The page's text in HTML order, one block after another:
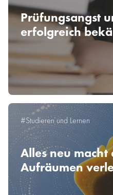
Prüfungsangst
erfolgreich
#Studieren und Lernen
Alles neu macht
Aufräumen